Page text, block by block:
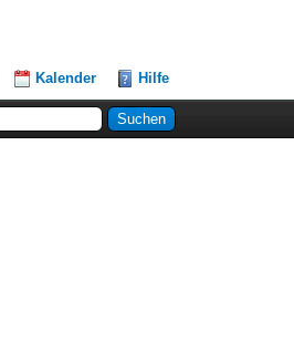
Kalender Hilfe